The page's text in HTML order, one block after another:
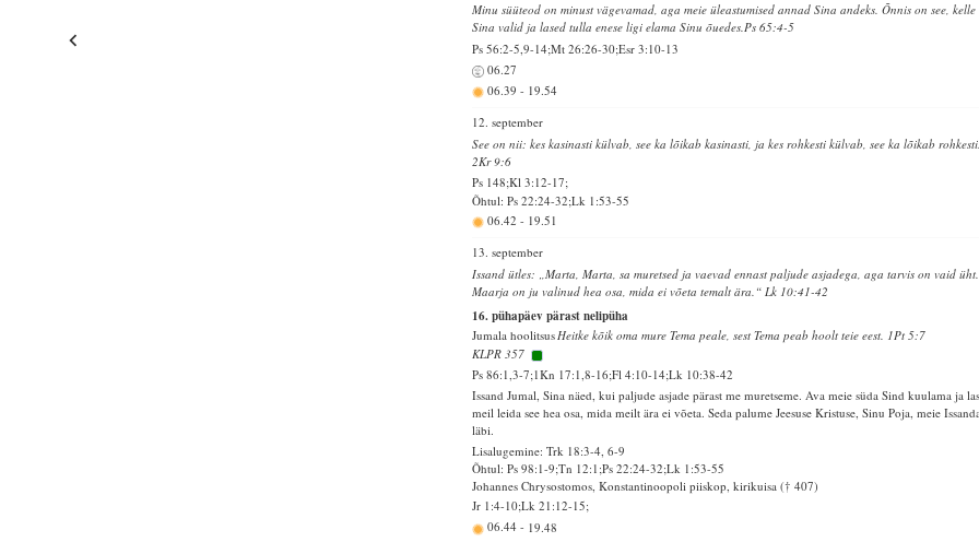
Minu süüteod on minust vägevamad, aga meie üleastumised annad Sina andeks. Õnnis on see, kelle
Sina valid ja lased tulla enese ligi elama Sinu õuedes.Ps 65:4-5
Ps 56:2-5,9-14;Mt 26:26-30;Esr 3:10-13
06.27
06.39- 19.54
12. september
See on nii: kes kasinasti külvab, see ka lõikab kasinasti, ja kes rohkesti külvab, see ka lõikab
2Kr 9:6
Ps 148;Kl 3:12-17;
Õhtul: Ps 22:24-32;Lk 1:53-55
06.42- 19.51
13. september
Issand ütles: „Marta, Marta, sa muretsed ja vaevad ennast paljude asjadega, aga tarvis on vaid üht.
Maarja on ju valinud hea osa, mida ei võeta temalt ära.“ Lk 10:41-42
16. pühapäev pärast nelipüha
Jumala hoolitsusHeitke kõik oma mure Tema peale, sest Tema peab hoolt teie eest. 1Pt 5:7
KLPR 357
Ps 86:1,3-7;1Kn 17:1,8-16;Fl 4:10-14;Lk 10:38-42
Issand Jumal, Sina näed, kui paljude asjade pärast me muretseme. Ava meie süda Sind kuulama ja
meil leida see hea osa, mida meilt ära ei võeta. Seda palume Jeesuse Kristuse, Sinu Poja, meie
läbi.
Lisalugemine: Trk 18:3-4, 6-9
Õhtul: Ps 98:1-9;Tn 12:1;Ps 22:24-32;Lk 1:53-55
Johannes Chrysostomos, Konstantinoopoli piiskop, kirikuisa († 407)
Jr 1:4-10;Lk 21:12-15;
06.44- 19.48